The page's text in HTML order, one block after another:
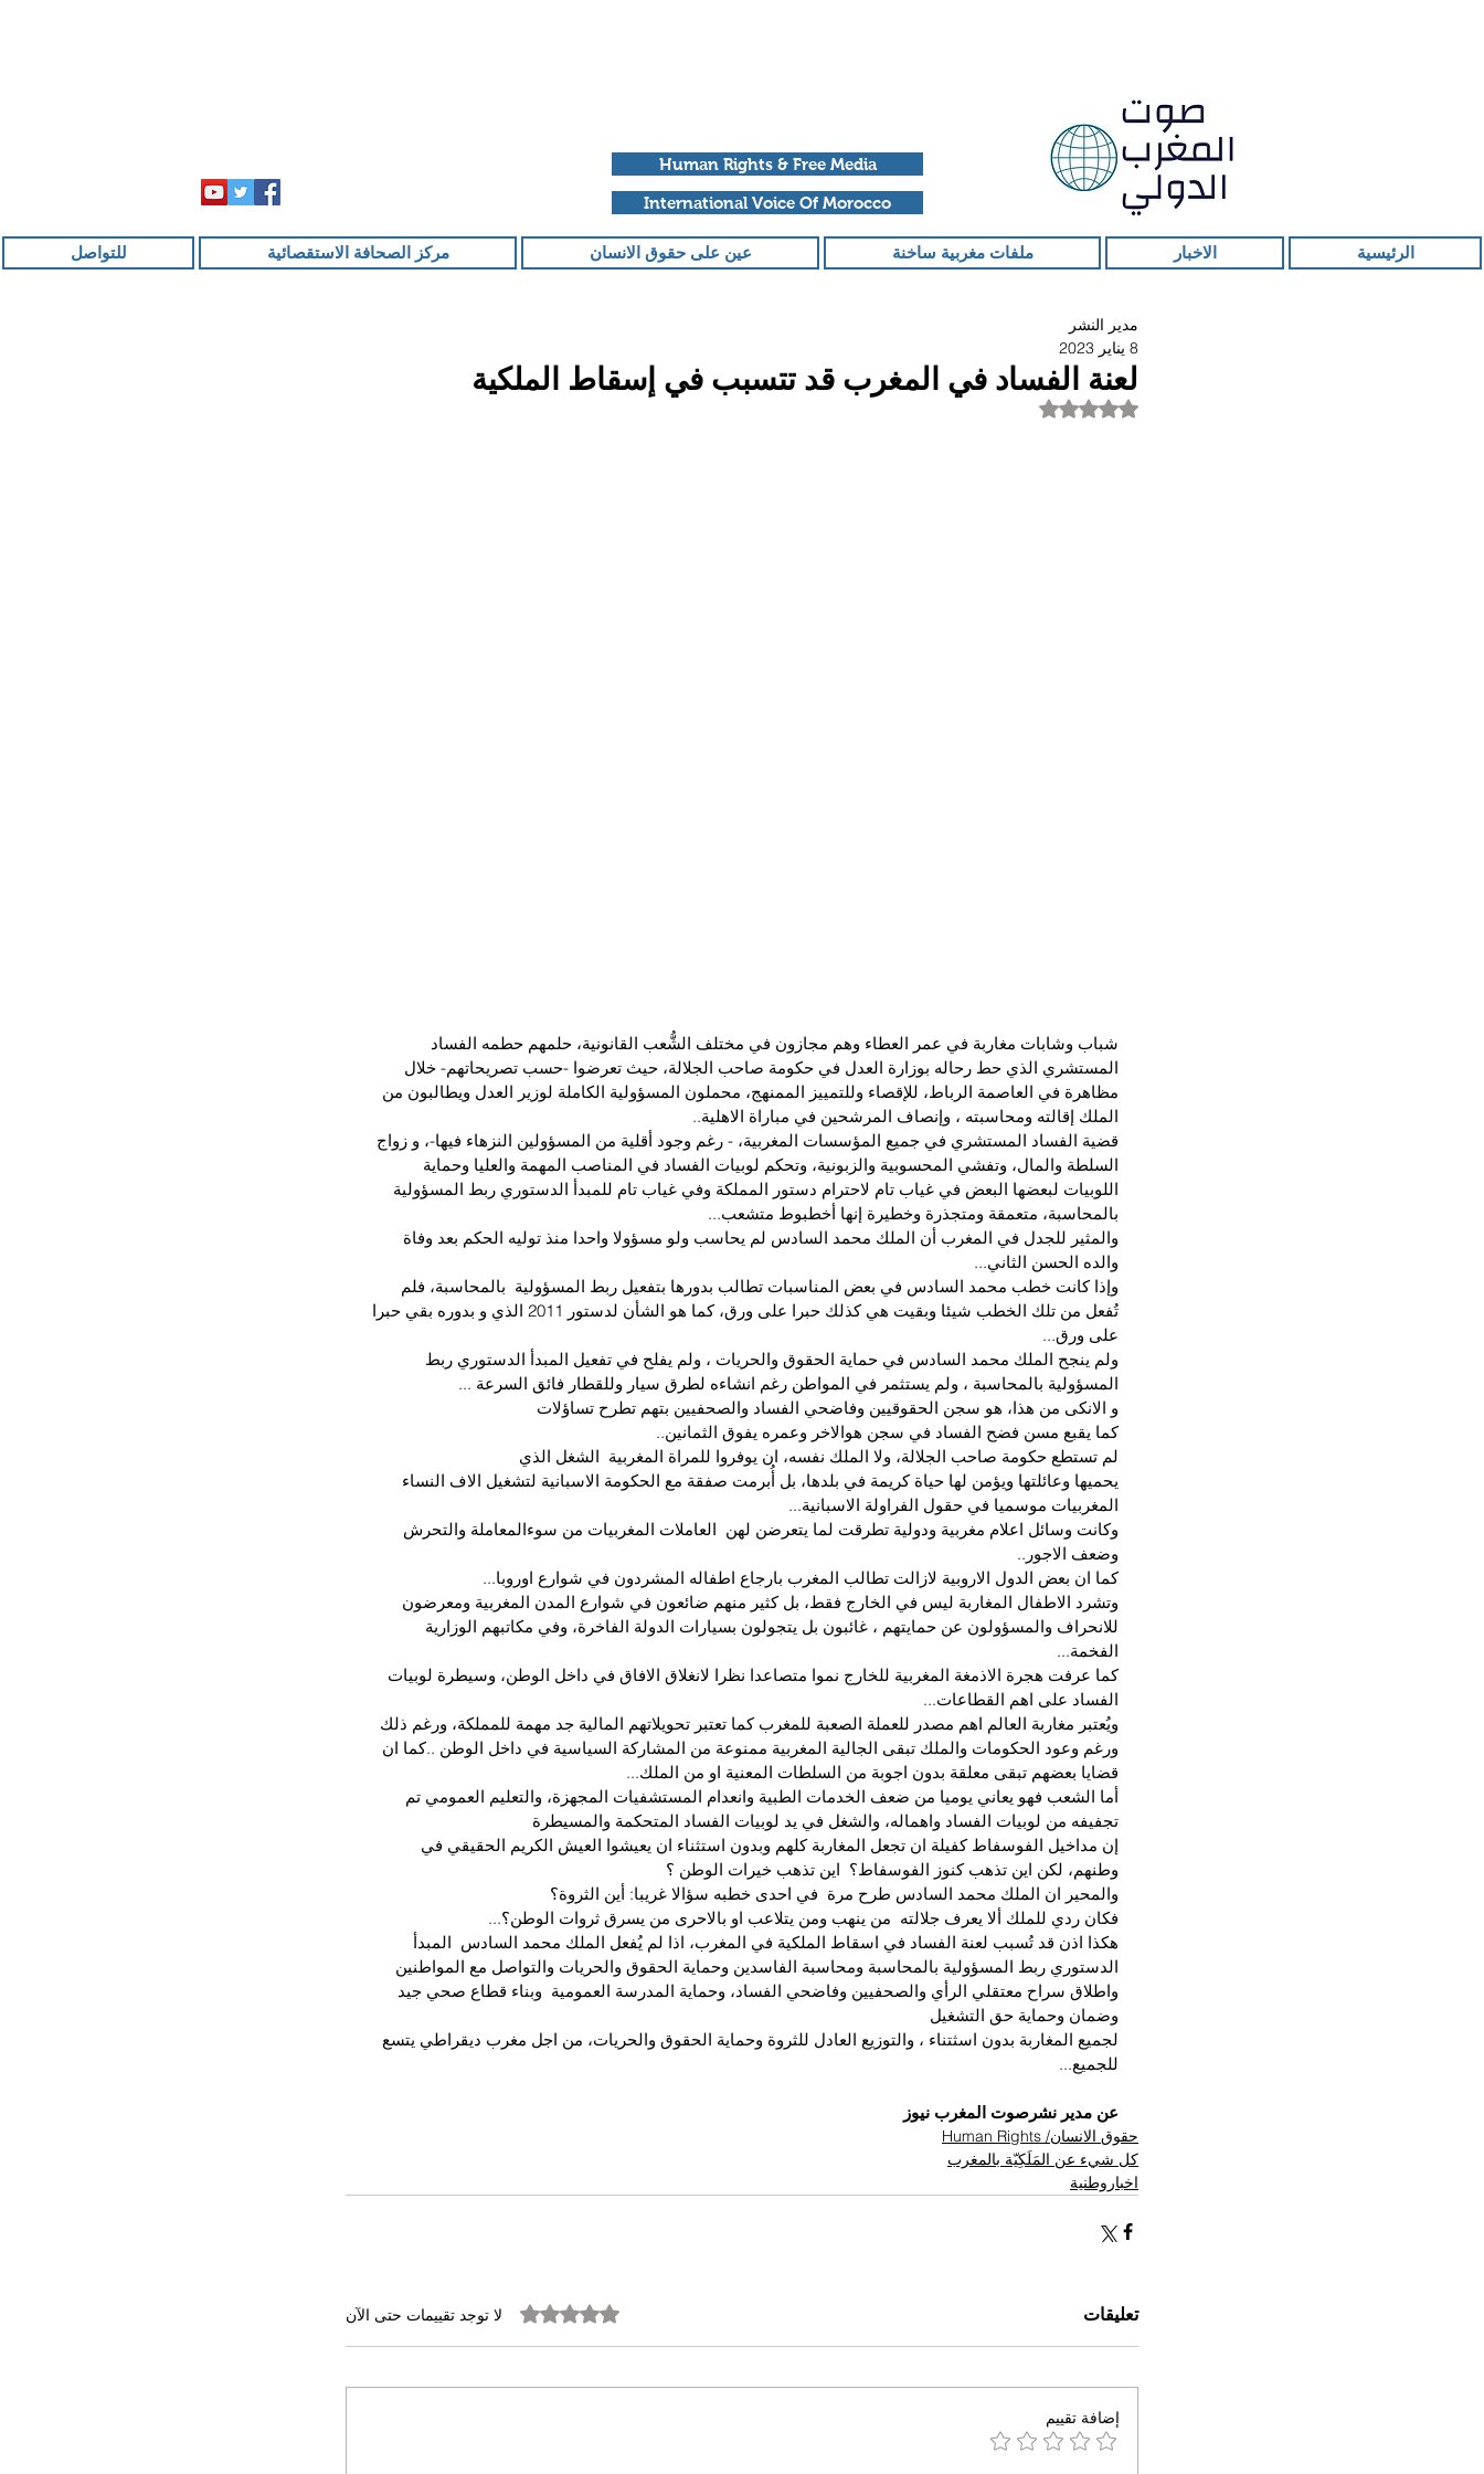
Human Rights & Free Media
International Voice Of Morocco
الرئيسية الاخبار ملفات مغربية ساخنة عين على حقوق الانسان مركز الصحافة الاستقصائية للتواصل
لعنة الفساد في المغرب قد تتسبب في إسقاط الملكية
مدير النشر
8 يناير 2023
تم التقييم بـ ليس رقمًا من أصل 5 نجوم.
شباب وشابات مغاربة في عمر العطاء وهم مجازون في مختلف الشُّعب القانونية، حلمهم حطمه الفساد
المستشري الذي حط رحاله بوزارة العدل في حكومة صاحب الجلالة، حيث تعرضوا -حسب تصريحاتهم- خلال
مظاهرة في العاصمة الرباط، للإقصاء وللتمييز الممنهج، محملون المسؤولية الكاملة لوزير العدل ويطالبون من
الملك إقالته ومحاسبته ، وإنصاف المرشحين في مباراة الاهلية..
قضية الفساد المستشري في جميع المؤسسات المغربية، - رغم وجود أقلية من المسؤولين النزهاء فيها-، و زواج
السلطة والمال، وتفشي المحسوبية والزبونية، وتحكم لوبيات الفساد في المناصب المهمة والعليا وحماية
اللوبيات لبعضها البعض في غياب تام لاحترام دستور المملكة وفي غياب تام للمبدأ الدستوري ربط المسؤولية
بالمحاسبة، متعمقة ومتجذرة وخطيرة إنها أخطبوط متشعب...
والمثير للجدل في المغرب أن الملك محمد السادس لم يحاسب ولو مسؤولا واحدا منذ توليه الحكم بعد وفاة
والده الحسن الثاني...
وإذا كانت خطب محمد السادس في بعض المناسبات تطالب بدورها بتفعيل ربط المسؤولية  بالمحاسبة، فلم
تُفعل من تلك الخطب شيئا وبقيت هي كذلك حبرا على ورق، كما هو الشأن لدستور 2011 الذي و بدوره بقي حبرا
على ورق...
ولم ينجح الملك محمد السادس في حماية الحقوق والحريات ، ولم يفلح في تفعيل المبدأ الدستوري ربط
المسؤولية بالمحاسبة ، ولم يستثمر في المواطن رغم انشاءه لطرق سيار وللقطار فائق السرعة ...
و الانكى من هذا، هو سجن الحقوقيين وفاضحي الفساد والصحفيين بتهم تطرح تساؤلات
كما يقبع مسن فضح الفساد في سجن هوالاخر وعمره يفوق الثمانين..
لم تستطع حكومة صاحب الجلالة، ولا الملك نفسه، ان يوفروا للمراة المغربية  الشغل الذي
يحميها وعائلتها ويؤمن لها حياة كريمة في بلدها، بل أُبرمت صفقة مع الحكومة الاسبانية لتشغيل الاف النساء
المغربيات موسميا في حقول الفراولة الاسبانية...
وكانت وسائل اعلام مغربية ودولية تطرقت لما يتعرضن لهن  العاملات المغربيات من سوءالمعاملة والتحرش
وضعف الاجور..
كما ان بعض الدول الاروبية لازالت تطالب المغرب بارجاع اطفاله المشردون في شوارع اوروبا...
وتشرد الاطفال المغاربة ليس في الخارج فقط، بل كثير منهم ضائعون في شوارع المدن المغربية ومعرضون
للانحراف والمسؤولون عن حمايتهم ، غائبون بل يتجولون بسيارات الدولة الفاخرة، وفي مكاتبهم الوزارية
الفخمة...
كما عرفت هجرة الاذمغة المغربية للخارج نموا متصاعدا نظرا لانغلاق الافاق في داخل الوطن، وسيطرة لوبيات
الفساد على اهم القطاعات...
ويُعتبر مغاربة العالم اهم مصدر للعملة الصعبة للمغرب كما تعتبر تحويلاتهم المالية جد مهمة للمملكة، ورغم ذلك
ورغم وعود الحكومات والملك تبقى الجالية المغربية ممنوعة من المشاركة السياسية في داخل الوطن ..كما ان
قضايا بعضهم تبقى معلقة بدون اجوبة من السلطات المعنية او من الملك...
أما الشعب فهو يعاني يوميا من ضعف الخدمات الطبية وانعدام المستشفيات المجهزة، والتعليم العمومي تم
تجفيفه من لوبيات الفساد واهماله، والشغل في يد لوبيات الفساد المتحكمة والمسيطرة
إن مداخيل الفوسفاط كفيلة ان تجعل المغاربة كلهم وبدون استثناء ان يعيشوا العيش الكريم الحقيقي في
وطنهم، لكن اين تذهب كنوز الفوسفاط؟  اين تذهب خيرات الوطن ؟
والمحير ان الملك محمد السادس طرح مرة  في احدى خطبه سؤالا غريبا: أين الثروة؟
فكان ردي للملك ألا يعرف جلالته  من ينهب ومن يتلاعب او بالاحرى من يسرق ثروات الوطن؟...
هكذا اذن قد تُسبب لعنة الفساد في اسقاط الملكية في المغرب، اذا لم يُفعل الملك محمد السادس  المبدأ
الدستوري ربط المسؤولية بالمحاسبة ومحاسبة الفاسدين وحماية الحقوق والحريات والتواصل مع المواطنين
واطلاق سراح معتقلي الرأي والصحفيين وفاضحي الفساد، وحماية المدرسة العمومية  وبناء قطاع صحي جيد
وضمان وحماية حق التشغيل
لجميع المغاربة بدون اسثتناء ، والتوزيع العادل للثروة وحماية الحقوق والحريات، من اجل مغرب ديقراطي يتسع
للجميع...
عن مدير نشرصوت المغرب نيوز
حقوق الانسان/ Human Rights
كل شيء عن المَلَكِيّة بالمغرب
اخباروطنية
تعليقات تم التقييم بـ 0 من أصل 5 نجوم. لا توجد تقييمات حتى الآن
إضافة تقييم